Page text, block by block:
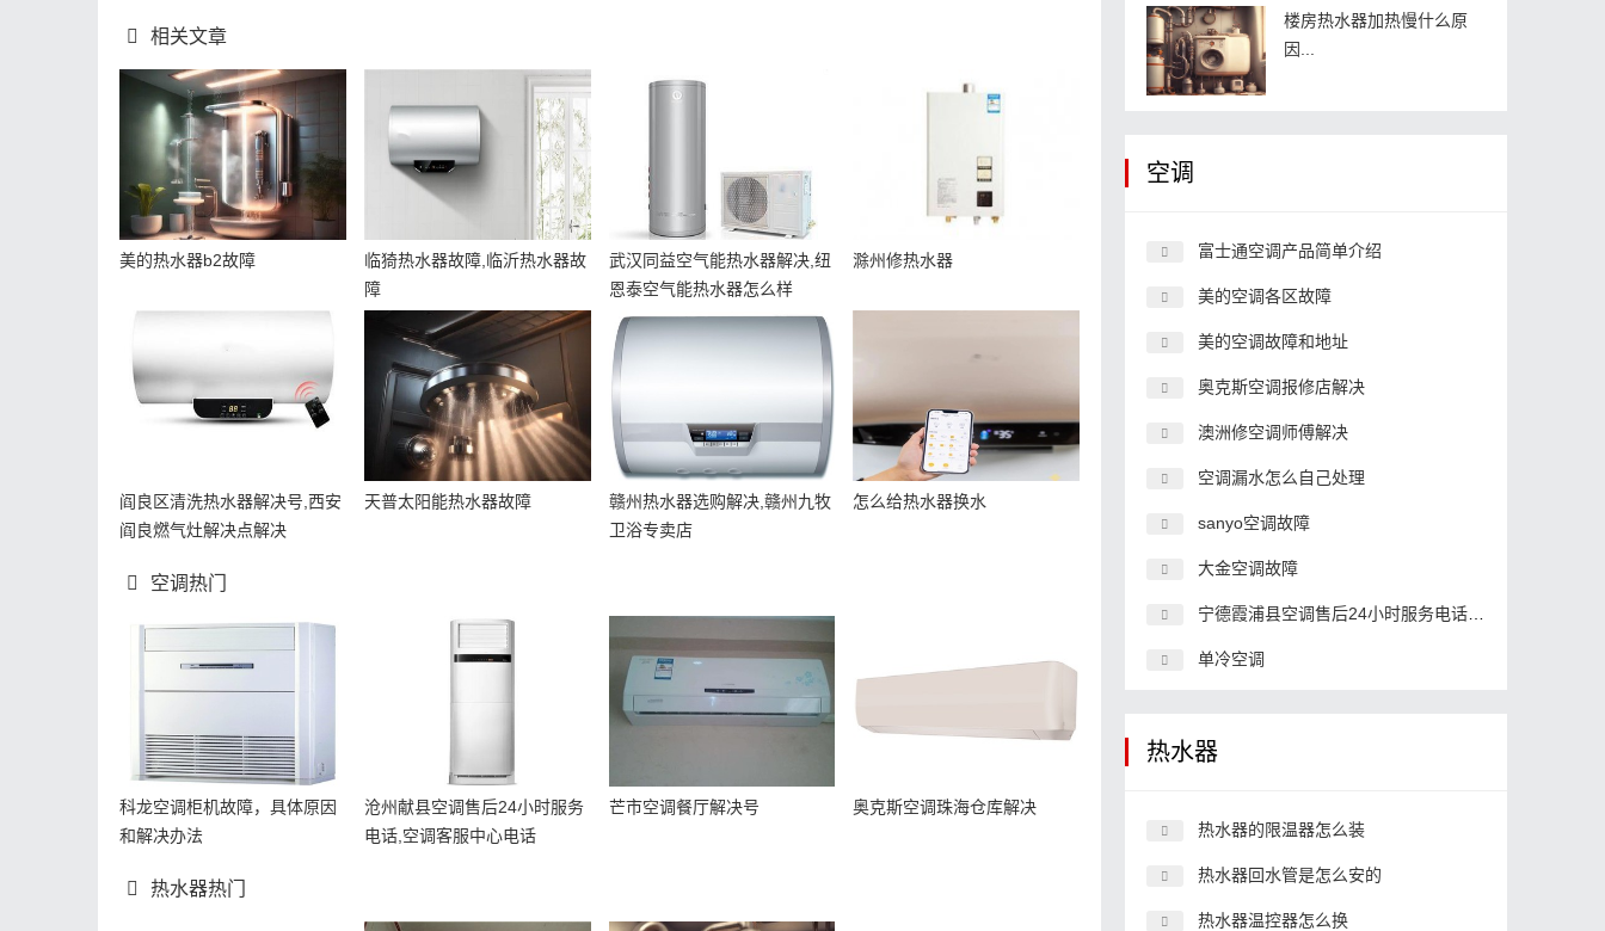
相关文章
美的热水器b2故障
临猗热水器故障,临沂热水器故
障
武汉同益空气能热水器解决,纽
恩泰空气能热水器怎么样
滁州修热水器
阎良区清洗热水器解决号,西安
阎良燃气灶解决点解决
天普太阳能热水器故障
赣州热水器选购解决,赣州九牧
卫浴专卖店
怎么给热水器换水
空调热门
科龙空调柜机故障，具体原因
和解决办法
沧州献县空调售后24小时服务
电话,空调客服中心电话
芒市空调餐厅解决号 奥克斯空调珠海仓库解决
热水器热门
楼房热水器加热慢什么原
因...
空调
富士通空调产品简单介绍
美的空调各区故障
美的空调故障和地址
奥克斯空调报修店解决
澳洲修空调师傅解决
空调漏水怎么自己处理
sanyo空调故障
大金空调故障
宁德霞浦县空调售后24小时服务电话,空调客服中心电话
单冷空调
热水器
热水器的限温器怎么装
热水器回水管是怎么安的
热水器温控器怎么换